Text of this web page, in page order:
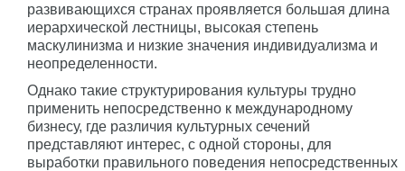
развивающихся странах проявляется большая длина
иерархической лестницы, высокая степень
маскулинизма и низкие значения индивидуализма и
неопределенности.
Однако такие структурирования культуры трудно
применить непосредственно к международному
бизнесу, где различия культурных сечений
представляют интерес, с одной стороны, для
выработки правильного поведения непосредственных